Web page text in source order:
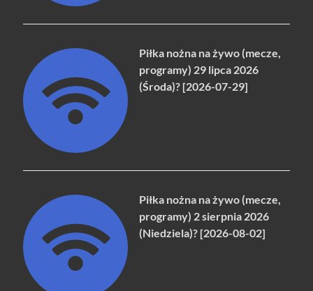
Piłka nożna na żywo (mecze,
programy) 29 lipca 2026
(Środa)? [2026-07-29]
Piłka nożna na żywo (mecze,
programy) 2 sierpnia 2026
(Niedziela)? [2026-08-02]